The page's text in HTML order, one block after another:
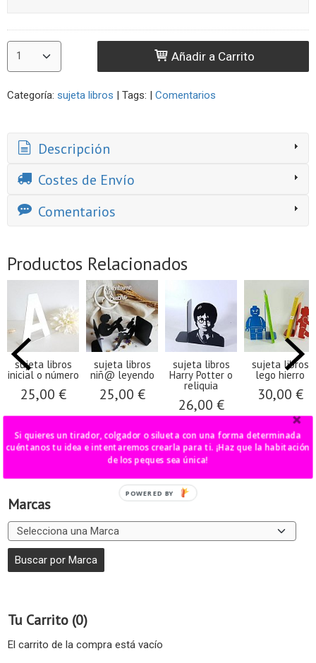
Marcas
Tu Carrito (0)
El carrito de la compra está vacío
Añadir a Carrito
Categoría: sujeta libros | Tags: | Comentarios
Descripción
Costes de Envío
Comentarios
Productos Relacionados
sujeta libros
inicial o número
25,00 €
sujeta libros
niñ@ leyendo
25,00 €
sujeta libros
Harry Potter o
reliquia
26,00 €
sujeta libros
lego hierro
30,00 €
Si quieres un tirador, colgador o silueta con una forma determinada
cuéntanos tu idea e intentaremos crearla para ti. ¡Haz que la habitación
de los peques sea única!
POWERED BY